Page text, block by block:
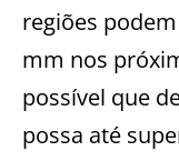
regiões
mm nos
possível que
possa até